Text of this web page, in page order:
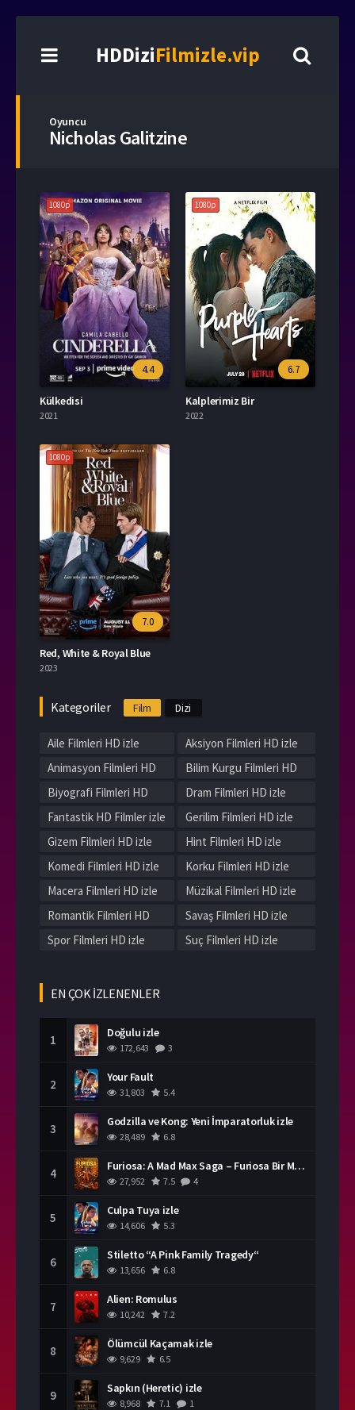
HDDiziFilmizle.vip
Oyuncu
Nicholas Galitzine
1080p
4.4
Külkedisi
2021
1080p
6.7
Kalplerimiz Bir
2022
1080p
7.0
Red, White & Royal Blue
2023
Kategoriler Film Dizi
Aile Filmleri HD izle
Aksiyon Filmleri HD izle
Animasyon Filmleri HD
izle
Bilim Kurgu Filmleri HD
izle
Biyografi Filmleri HD
izle
Dram Filmleri HD izle
Fantastik HD Filmler izle
Gerilim Filmleri HD izle
Gizem Filmleri HD izle
Hint Filmleri HD izle
Komedi Filmleri HD izle
Korku Filmleri HD izle
Macera Filmleri HD izle
Müzikal Filmleri HD izle
Romantik Filmleri HD
izle
Savaş Filmleri HD izle
Spor Filmleri HD izle
Suç Filmleri HD izle
Yerli Filmleri HD izle
EN ÇOK İZLENENLER
1 Doğulu izle
172,643 3
2 Your Fault
31,803 5.4
3 Godzilla ve Kong: Yeni İmparatorluk izle
28,489 6.8
4 Furiosa: A Mad Max Saga – Furiosa Bir Mad Max Destanı
27,952 7.5 4
5 Culpa Tuya izle
14,606 5.3
6 Stiletto “A Pink Family Tragedy“
13,656 6.8
7 Alien: Romulus
10,242 7.2
8 Ölümcül Kaçamak izle
9,629 6.5
9 Sapkın (Heretic) izle
8,968 7.1 1